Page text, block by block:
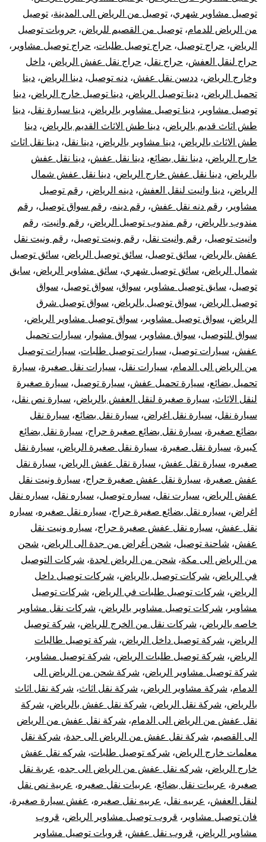
توصيل مشاوير شهري، توصيل من الرياض الى المدينة، توصيل
من الرياض للدمام، توصيل من القصيم للرياض، جروبات توصيل
الرياض، حراج توصيل، حراج توصيل طلبات، حراج توصيل مشاوير ،
حراج لنقل العفش، حراج نقل، حراج نقل عفش الرياض، داخل
وخارج الرياض، ددسن نقل عفش، دنه توصيل، دينا الرياض، دينا
تحميل الرياض، دينا توصيل الرياض، دينا توصيل خارج الرياض، دينا
توصيل مشاوير ، دينا توصيل مشاوير بالرياض، دينا سيارة نقل، دينا
طش اثاث قديم بالرياض، دينا طش الاثاث القديم بالرياض، دينا
طش الاثاث بالرياض، دينا مشاوير بالرياض، دينا نقل، دينا نقل اثاث
خارج الرياض، دينا نقل بضائع، دينا نقل عفش، دينا نقل عفش
بالرياض، دينا نقل عفش خارج الرياض، دينا نقل عفش شمال
الرياض، دينا وانيت لنقل العفش، دينه الرياض، رقم توصيل
مشاوير ، رقم دنه نقل عفش، رقم دينه، رقم سواق توصيل، رقم
مندوب بالرياض، رقم مندوب توصيل الرياض، رقم وانيت، رقم
وانيت توصيل، رقم وانيت نقل، رقم ونيت توصيل، رقم ونيت نقل
عفش بالرياض، سائق توصيل، سائق توصيل الرياض، سائق توصيل
شمال الرياض، سائق توصيل شهري، سائق مشاوير الرياض، سايق
توصيل، سايق توصيل مشاوير ، سواق، سواق توصيل، سواق
توصيل الرياض، سواق توصيل بالرياض، سواق توصيل شرق
الرياض، سواق توصيل مشاوير ، سواق توصيل مشاوير الرياض،
سواق للتوصيل، سواق مشاوير ، سواق مشوار ، سيارات تحميل
عفش، سيارات توصيل، سيارات توصيل طلبات، سيارات توصيل
من الرياض الى الدمام، سيارات نقل، سيارات نقل صغيرة، سيارة
تحميل بضائع، سيارة تحميل عفش، سيارة توصيل، سيارة صغيرة
لنقل الاثاث، سيارة صغيرة لنقل العفش بالرياض، سيارة نص نقل،
سيارة نقل، سيارة نقل اغراض، سيارة نقل بضائع، سيارة نقل
بضائع صغيرة، سيارة نقل بضائع صغيرة حراج، سيارة نقل بضائع
كبيرة، سيارة نقل صغيرة، سيارة نقل صغيرة الرياض، سيارة نقل
صغيره، سيارة نقل عفش، سيارة نقل عفش الرياض، سيارة نقل
عفش صغيرة، سيارة نقل عفش صغيرة حراج، سيارة ونيت نقل
عفش الرياض، سيارت نقل، سياره توصيل، سياره نقل، سياره نقل
اغراض، سياره نقل بضائع صغيرة حراج، سياره نقل صغيره، سياره
نقل عفش، سياره نقل عفش صغيرة حراج، سياره ونيت نقل
عفش، شاحنة توصيل، شحن أغراض من جدة الى الرياض، شحن
من الرياض الى مكة، شحن من الرياض لجدة، شركات التوصيل
في الرياض، شركات توصيل بالرياض، شركات توصيل داخل
الرياض، شركات توصيل طلبات في الرياض، شركات توصيل
مشاوير ، شركات توصيل مشاوير بالرياض، شركات نقل مشاوير
خاصه بالرياض، شركات نقل من الخرج للرياض، شركة توصيل
الرياض، شركة توصيل داخل الرياض، شركة توصيل طالبات
الرياض، شركة توصيل طلبات الرياض، شركة توصيل مشاوير ،
شركة توصيل مشاوير الرياض، شركة شحن من الرياض الى
الدمام، شركة مشاوير الرياض، شركة نقل اثاث، شركة نقل اثاث
بالرياض، شركة نقل الرياض، شركة نقل عفش بالرياض، شركة
نقل عفش من الرياض الى الدمام، شركة نقل عفش من الرياض
الى القصيم، شركة نقل عفش من الرياض الى جدة، شركة نقل
معلمات خارج الرياض، شركه توصيل طلبات، شركه نقل عفش
خارج الرياض، شركه نقل عفش من الرياض الى جده، عربة نقل
صغيرة، عربيات نقل بضائع، عربيات نقل صغيره، عربية نص نقل
لنقل العفش، عربيه نقل، عربيه نقل صغيره، عفش سيارة صغيرة،
فان توصيل مشاوير ، قروب توصيل مشاوير الرياض، قروب
مشاوير الرياض، قروب نقل عفش، قروبات توصيل مشاوير